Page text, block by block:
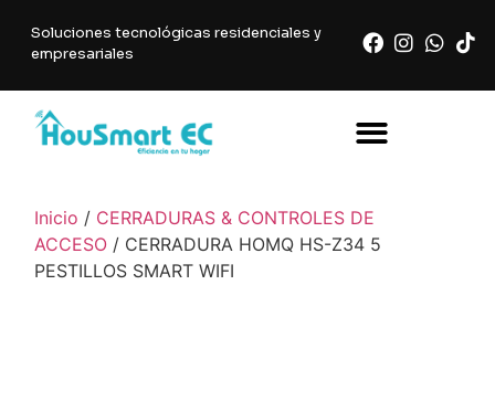
Soluciones tecnológicas residenciales y
empresariales
Inicio / CERRADURAS & CONTROLES DE
ACCESO / CERRADURA HOMQ HS-Z34 5
PESTILLOS SMART WIFI